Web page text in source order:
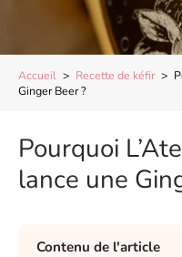
Accueil > Recette de kéfir >
Ginger Beer ?
Pourquoi
lance une
Contenu de l'article